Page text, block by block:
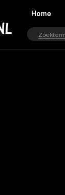
Home